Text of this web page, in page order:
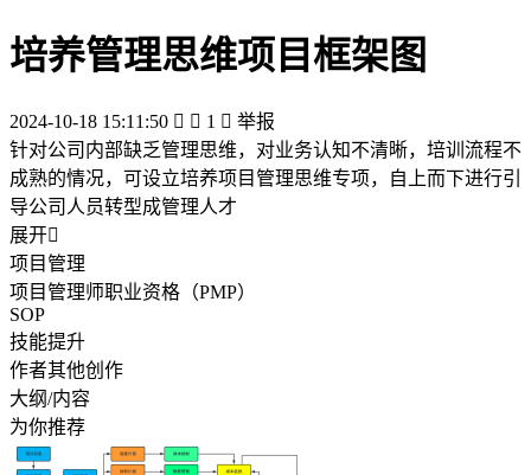
培养管理思维项目框架图
2024-10-18 15:11:50   1  举报
针对公司内部缺乏管理思维，对业务认知不清晰，培训流程不
成熟的情况，可设立培养项目管理思维专项，自上而下进行引
导公司人员转型成管理人才
展开
项目管理
项目管理师职业资格（PMP）
SOP
技能提升
作者其他创作
大纲/内容
为你推荐